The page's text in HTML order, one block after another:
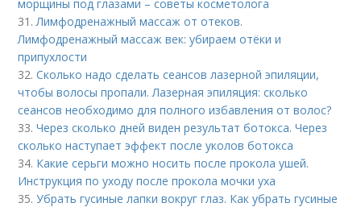
морщины под глазами – советы косметолога
31.Лимфодренажный массаж от отеков.
Лимфодренажный массаж век: убираем отёки и
припухлости
32.Сколько надо сделать сеансов лазерной эпиляции,
чтобы волосы пропали. Лазерная эпиляция: сколько
сеансов необходимо для полного избавления от волос?
33.Через сколько дней виден результат ботокса. Через
сколько наступает эффект после уколов ботокса
34. Какие серьги можно носить после прокола ушей.
Инструкция по уходу после прокола мочки уха
35.Убрать гусиные лапки вокруг глаз. Как убрать гусиные